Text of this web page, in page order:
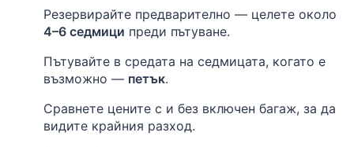
Резервирайте предварително — целете около
4–6 седмици преди пътуване.
Пътувайте в средата на седмицата, когато е
възможно — петък.
Сравнете цените с и без включен багаж, за да
видите крайния разход.